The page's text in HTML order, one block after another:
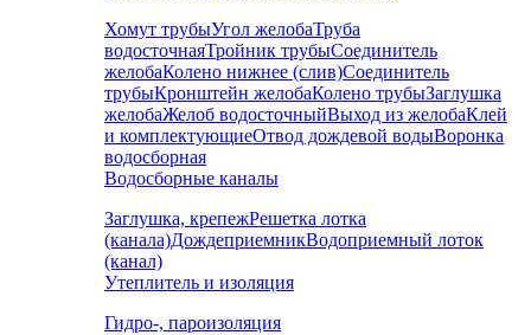
Хомут трубыУгол желобаТруба
водосточнаяТройник трубыСоединитель
желобаКолено нижнее (слив)Соединитель
трубыКронштейн желобаКолено трубыЗаглушка
желобаЖелоб водосточныйВыход из желобаКлей
и комплектующиеОтвод дождевой водыВоронка
водосборная
Водосборные каналы
Заглушка, крепежРешетка лотка
(канала)ДождеприемникВодоприемный лоток
(канал)
Утеплитель и изоляция
Гидро-, пароизоляция